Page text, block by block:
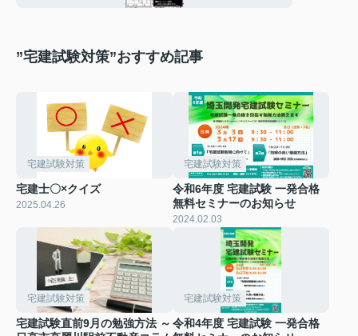
”宅建試験対策”おすすめ記事
宅建試験対策
宅建士〇×クイズ
2025.04.26
宅建試験対策
令和6年度 宅建試験 一発合格
無料セミナーのお知らせ
2024.02.03
宅建試験対策
宅建試験直前9月の勉強方法 ～
宅建試験対策
令和4年度 宅建試験 一発合格